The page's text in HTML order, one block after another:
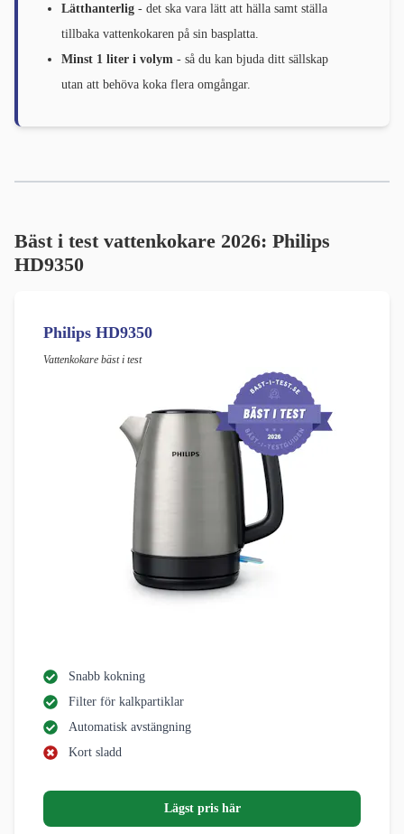
Lätthanterlig - det ska vara lätt att hälla samt ställa
tillbaka vattenkokaren på sin basplatta.
Minst 1 liter i volym - så du kan bjuda ditt sällskap
utan att behöva koka flera omgångar.
Bäst i test vattenkokare 2026: Philips
HD9350
Philips HD9350
Vattenkokare bäst i test
Snabb kokning
Filter för kalkpartiklar
Automatisk avstängning
Kort sladd
Lägst pris här